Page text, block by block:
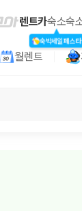
렌트카숙소
숙박세일페스타
숙
월렌트